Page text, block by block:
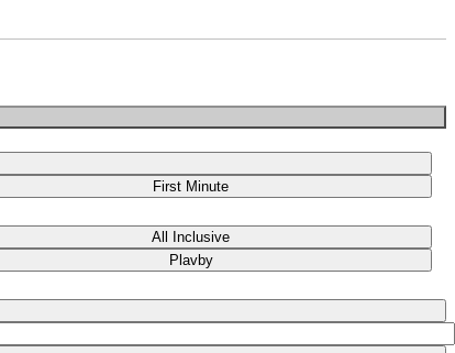
First Minute
All Inclusive
Plavby